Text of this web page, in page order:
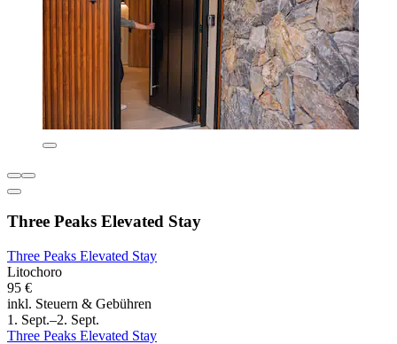
Three Peaks Elevated Stay
Three Peaks Elevated Stay
Litochoro
95 €
inkl. Steuern & Gebühren
1. Sept.–2. Sept.
Three Peaks Elevated Stay